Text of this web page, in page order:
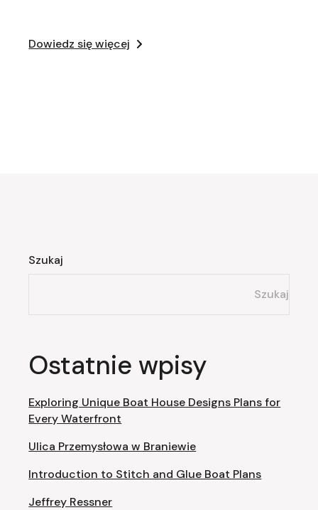
Dowiedz się więcej
Szukaj
Szukaj
Ostatnie wpisy
Exploring Unique Boat House Designs Plans for
Every Waterfront
Ulica Przemysłowa w Braniewie
Introduction to Stitch and Glue Boat Plans
Jeffrey Ressner